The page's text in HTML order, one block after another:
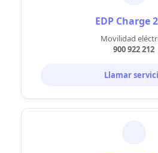
EDP Charge
Movilidad
900 922 212
Llamar